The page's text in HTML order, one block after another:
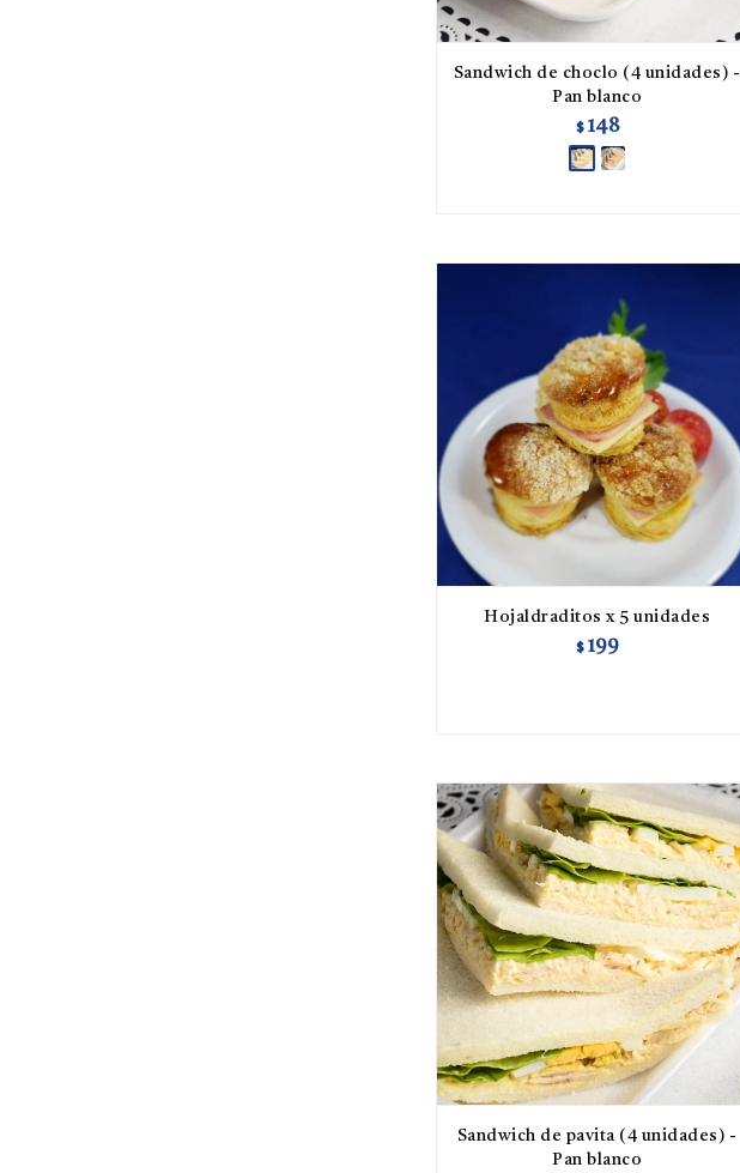
Sandwich de choclo (4 unidades) -
Pan blanco
$ 148
Hojaldraditos x 5 unidades
$ 199
Sandwich de pavita (4 unidades) -
Pan blanco